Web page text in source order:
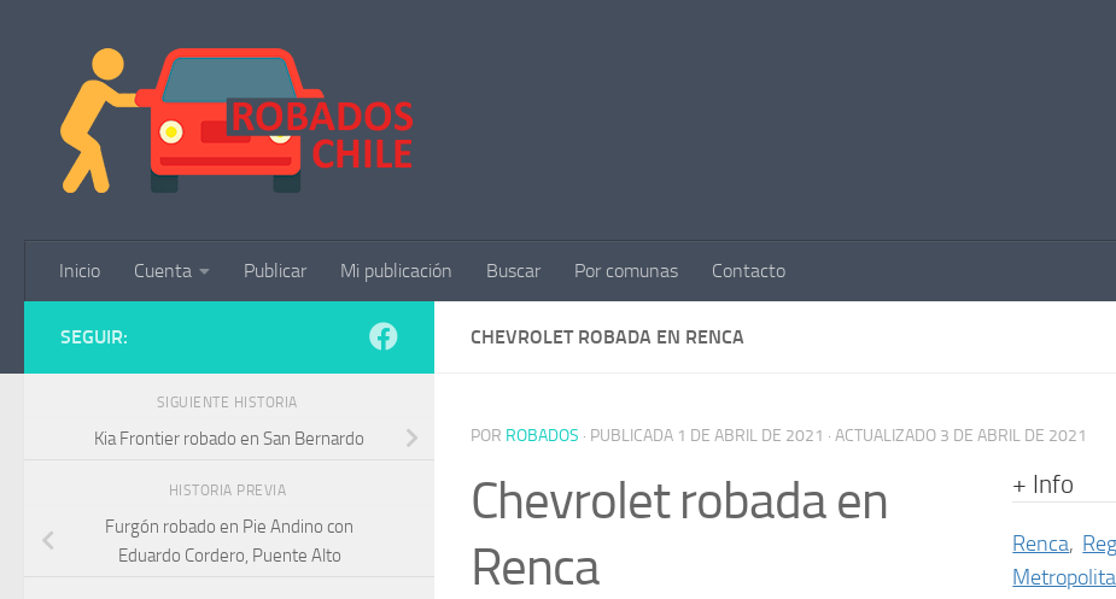
Inicio Cuenta Publicar Mi publicación Buscar Por comunas Contacto
CHEVROLET ROBADA EN RENCA
POR ROBADOS · PUBLICADA 1 DE ABRIL DE 2021 · ACTUALIZADO 3 DE ABRIL DE 2021
Chevrolet robada en
Renca
+ Info
Renca,
SEGUIR:
SIGUIENTE HISTORIA
Kia Frontier robado en San Bernardo
HISTORIA PREVIA
Furgón robado en Pie Andino con
Eduardo Cordero, Puente Alto